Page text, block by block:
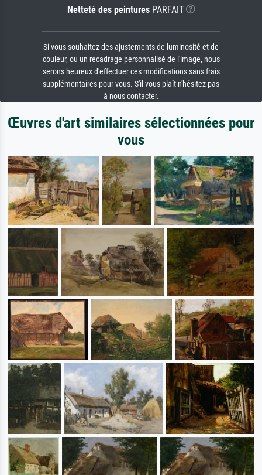
Netteté des peinturesPARFAIT
Si vous souhaitez des ajustements de luminosité et de
couleur, ou un recadrage personnalisé de l'image, nous
serons heureux d'effectuer ces modifications sans frais
supplémentaires pour vous. S'il vous plaît n'hésitez pas
à nous contacter.
Œuvres d'art similaires sélectionnées pour
vous